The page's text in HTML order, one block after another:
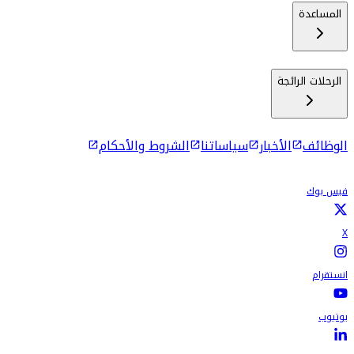
المساعدة
الرحلات الرائجة
الوظائف الأخبار سياساتنا الشروط والأحكام
فيس بوك
X
انستقرام
يوتيوب